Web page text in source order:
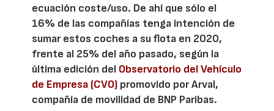
ecuación coste/uso. De ahí que sólo el
16% de las compañías tenga intención de
sumar estos coches a su flota en 2020,
frente al 25% del año pasado, según la
última edición del Observatorio del Vehículo
de Empresa (CVO) promovido por Arval,
compañía de movilidad de BNP Paribas.